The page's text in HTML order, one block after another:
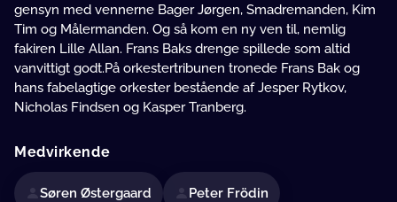
gensyn med vennerne Bager Jørgen, Smadremanden, Kim
Tim og Målermanden. Og så kom en ny ven til, nemlig
fakiren Lille Allan. Frans Baks drenge spillede som altid
vanvittigt godt.På orkestertribunen tronede Frans Bak og
hans fabelagtige orkester bestående af Jesper Rytkov,
Nicholas Findsen og Kasper Tranberg.
Medvirkende
Søren Østergaard Peter Frödin